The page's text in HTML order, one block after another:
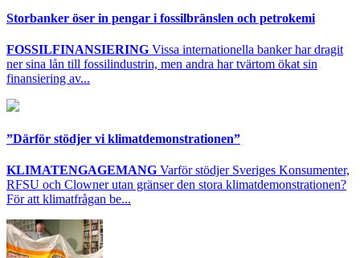
Storbanker öser in pengar i fossilbränslen och petrokemi
FOSSILFINANSIERING Vissa internationella banker har dragit
ner sina lån till fossilindustrin, men andra har tvärtom ökat sin
finansiering av...
”Därför stödjer vi klimatdemonstrationen”
KLIMATENGAGEMANG Varför stödjer Sveriges Konsumenter,
RFSU och Clowner utan gränser den stora klimatdemonstrationen?
För att klimatfrågan be...